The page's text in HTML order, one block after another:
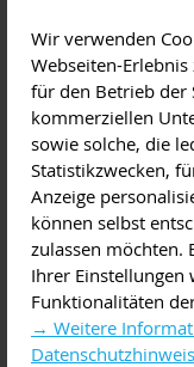
Wir verwenden
Webseiten-
für den Betrieb der
kommerziellen
sowie solche, die
Statistikzwecken,
Anzeige
können selbst
zulassen möchten.
Ihrer
Funktionalitäten
→ Weitere